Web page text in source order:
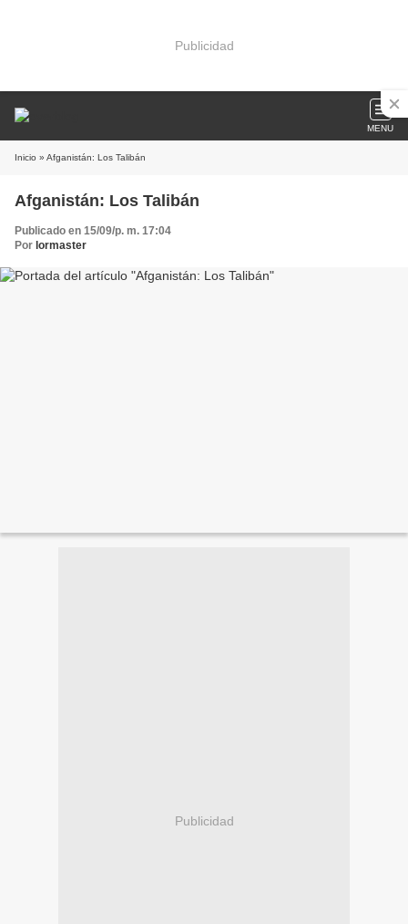
Publicidad
MENU
Inicio » Afganistán: Los Talibán
Afganistán: Los Talibán
Publicado en 15/09/p. m. 17:04
Por lormaster
Publicidad